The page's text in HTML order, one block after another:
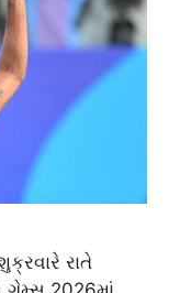
રાતે